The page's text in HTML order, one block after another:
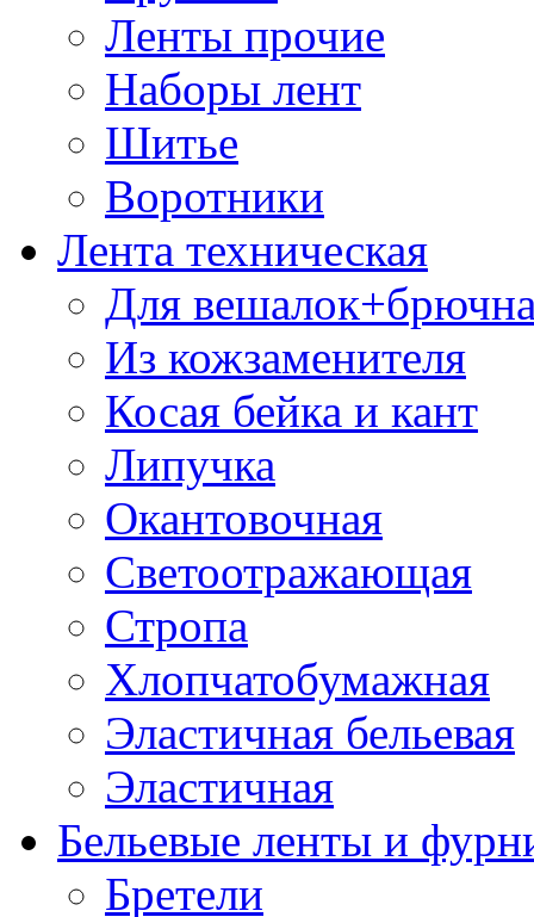
Ленты прочие
Наборы лент
Шитье
Воротники
Лента техническая
Для
Из кожзаменителя
Косая бейка и кант
Липучка
Окантовочная
Светоотражающая
Стропа
Хлопчатобумажная
Эластичная бельевая
Эластичная
Бельевые ленты и
Бретели